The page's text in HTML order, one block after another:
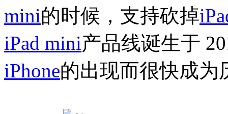
mini的时候，支持砍掉
iPad mini产品线诞生于
iPhone的出现而很快成为